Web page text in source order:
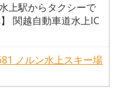
水上駅からタクシーで
関越自動車道水上IC
ノルン水上スキー場